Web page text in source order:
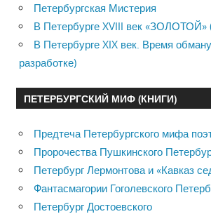
Петербургская Мистерия
В Петербурге XVIII век «ЗОЛОТОЙ»
В Петербурге XIX век. Время
разработке)
ПЕТЕРБУРГСКИЙ МИФ (КНИГИ)
Предтеча Петербургского мифа
Пророчества Пушкинского
Петербург Лермонтова и «Кавказ
Фантасмагории Гоголевского
Петербург Достоевского